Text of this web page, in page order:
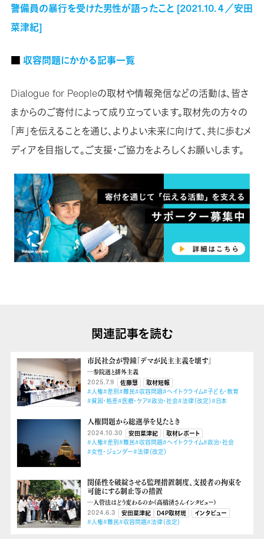
警備員の暴行を受けた男性が語ったこと [2021.10.４／安田
菜津紀]
■ 収容問題にかかる記事一覧
Dialogue for Peopleの取材や情報発信などの活動は、皆さ
まからのご寄付によって成り立っています。取材先の方々の
「声」を伝えることを通じ、よりよい未来に向けて、共に歩むメ
ディアを目指して。ご支援・ご協力をよろしくお願いします。
関連記事を読む
市民社会が警鐘「デマが民主主義を壊す」
―参院選と排外主義
2025.7.9 佐藤慧
取材短報
#人権#差別#難民#収容問題#ヘイトクライム#子ども・教育
#貧困・格差#医療・ケア#政治・社会#法律（改定）#日本
人権問題から総選挙を見たとき
2024.10.30 安田菜津紀
取材レポート
#人権#差別#難民#収容問題#ヘイトクライム#政治・社会
#女性・ジェンダー#法律（改定）
関係性を破綻させる監理措置制度、支援者の拘束を
可能にする制止等の措置
―入管法はどう変わるのか（高橋済さんインタビュー）
2024.6.3 安田菜津紀 D4P取材班
インタビュー
#人権#難民#収容問題#法律（改定）